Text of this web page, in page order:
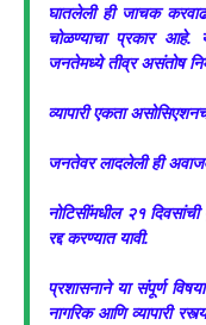
घातलेली ही जाचक
चोळण्याचा प्रकार आहे.
जनतेमध्ये तीव्र असंतोष
​व्यापारी एकता
​जनतेवर लादलेली ही
​नोटिसींमधील २१
रद्द करण्यात यावी.
​प्रशासनाने या संपूर्ण
नागरिक आणि व्यापारी